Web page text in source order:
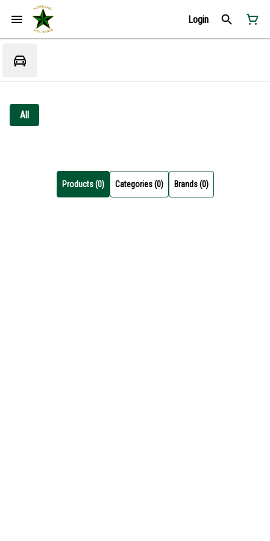
Login
All
Products (0) Categories (0) Brands (0)